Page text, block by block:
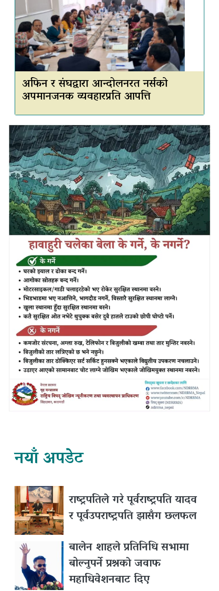
अफिन र संघद्वारा आन्दोलनरत नर्सको
अपमानजनक व्यवहारप्रति आपत्ति
नयाँ अपडेट
राष्ट्रपतिले गरे पूर्वराष्ट्रपति यादव
र पूर्वउपराष्ट्रपति झासँग छलफल
बालेन शाहले प्रतिनिधि सभामा
बोल्नुपर्ने प्रश्नकाे जवाफ
महाधिवेशनबाट दिए